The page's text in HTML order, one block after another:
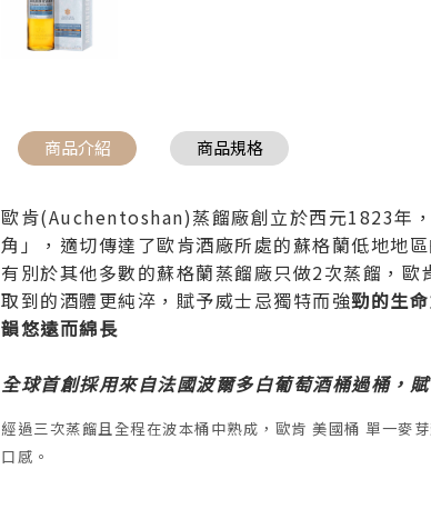
商品介紹 商品規格
歐肯(Auchentoshan)蒸餾廠創立於西元1823年
角」，適切傳達了歐肯酒廠所處的蘇格蘭低地地
有別於其他多數的蘇格蘭蒸餾廠只做2次蒸餾，
取到的酒體更純淬，賦予威士忌獨特而強勁的生
韻悠遠而綿長
全球首創採用來自法國波爾多白葡萄酒桶過桶，
經過三次蒸餾且全程在波本桶中熟成，歐肯 美國桶 單一麥
口感。